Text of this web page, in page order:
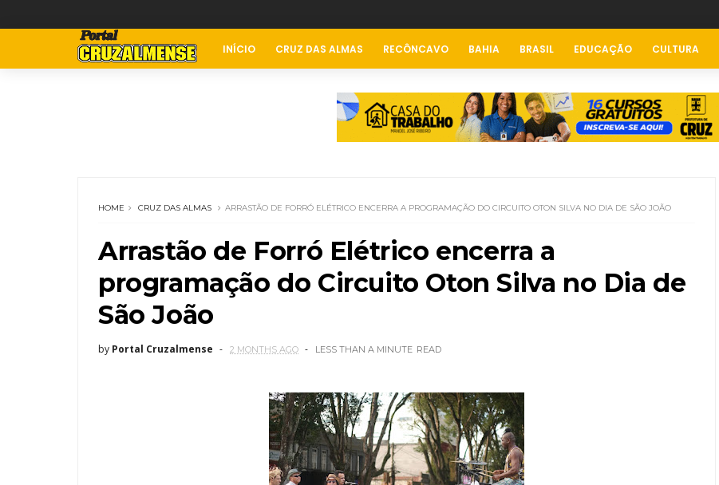
INÍCIO CRUZ DAS ALMAS RECÔNCAVO BAHIA BRASIL EDUCAÇÃO CULTURA
HOME CRUZ DAS ALMAS ARRASTÃO DE FORRÓ ELÉTRICO ENCERRA A PROGRAMAÇÃO DO CIRCUITO OTON SILVA NO DIA DE SÃO JOÃO
Arrastão de Forró Elétrico encerra a
programação do Circuito Oton Silva no Dia de
São João
by Portal Cruzalmense 2 MONTHS AGO LESS THAN A MINUTE READ